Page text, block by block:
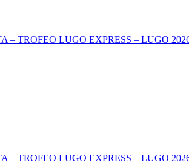
TROFEO LUGO EXPRESS – LUGO
TROFEO LUGO EXPRESS – LUGO